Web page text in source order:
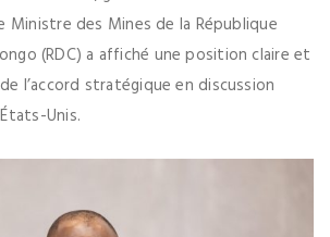
Ministre des Mines de la République
(RDC) a affiché une position claire et
l’accord stratégique en discussion
Unis.